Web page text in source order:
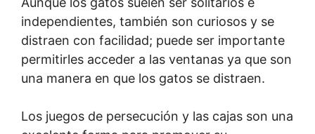
independientes, también son curiosos y se
distraen con facilidad; puede ser importante
permitirles acceder a las ventanas ya que son
una manera en que los gatos se distraen.
Los juegos de persecución y las cajas son una